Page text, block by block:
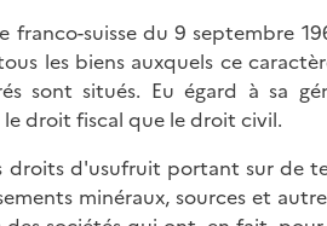
suisse du 9 septembre
les biens auxquels ce
sont situés. Eu égard à sa
droit fiscal que le droit civil.
droits d'usufruit portant sur de
minéraux, sources et